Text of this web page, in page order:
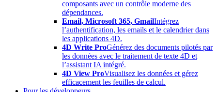
composants avec un contrôle moderne des
dépendances.
Email, Microsoft 365, GmailIntégrez
l’authentification, les emails et le calendrier dans
les applications 4D.
4D Write ProGénérez des documents pilotés par
les données avec le traitement de texte 4D et
l’assistant IA intégré.
4D View ProVisualisez les données et gérez
efficacement les feuilles de calcul.